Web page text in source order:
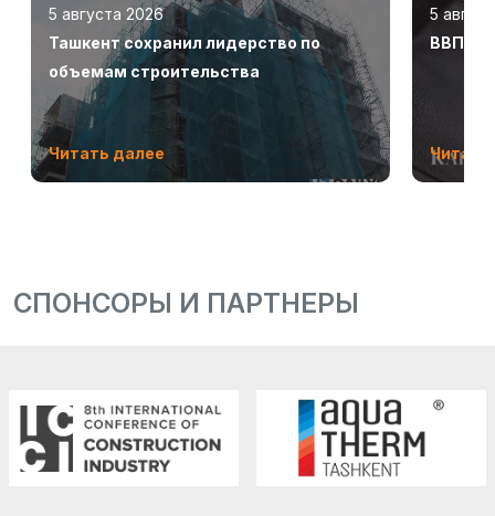
5 августа 2026
Ташкент сохранил лидерство по
объемам строительства
Читать далее
5
ВВП
Читать
СПОНСОРЫ И ПАРТНЕРЫ